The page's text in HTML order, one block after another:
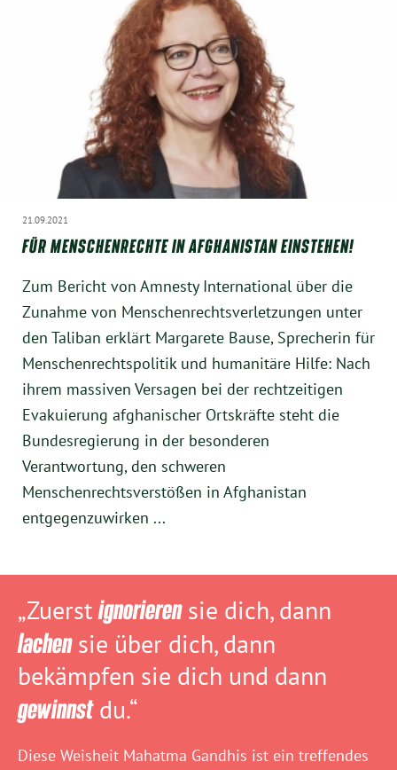
21.09.2021
FÜR MENSCHENRECHTE IN AFGHANISTAN EINSTEHEN!
Zum Bericht von Amnesty International über die
Zunahme von Menschenrechtsverletzungen unter
den Taliban erklärt Margarete Bause, Sprecherin für
Menschenrechtspolitik und humanitäre Hilfe: Nach
ihrem massiven Versagen bei der rechtzeitigen
Evakuierung afghanischer Ortskräfte steht die
Bundesregierung in der besonderen
Verantwortung, den schweren
Menschenrechtsverstößen in Afghanistan
entgegenzuwirken ...
„Zuerstignorierensie dich, dann
lachensie über dich, dann
bekämpfen sie dich und dann
gewinnstdu.“
Diese Weisheit Mahatma Gandhis ist ein treffendes